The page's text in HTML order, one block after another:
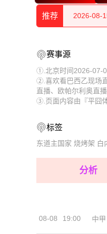
推荐 2026-08-
2026-08-
2026-08-
2026-08-
2026-08-
2026-08-
2026-08-
2026-08-
2026-08-
2026-08-
赛事源
①.北京时间2026-07-
②.喜欢看巴西乙现场
直播、欧帕尔利奥直
③.页面内容由『平囧
标签
东道主国家 烧烤架 白
分析
08-08 19:00 中甲